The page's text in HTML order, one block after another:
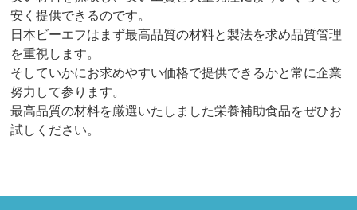
安く提供できるのです。
日本ビーエフはまず最高品質の材料と製法を求め品質管理
を重視します。
そしていかにお求めやすい価格で提供できるかと常に企業
努力して参ります。
最高品質の材料を厳選いたしました栄養補助食品をぜひお
試しください。